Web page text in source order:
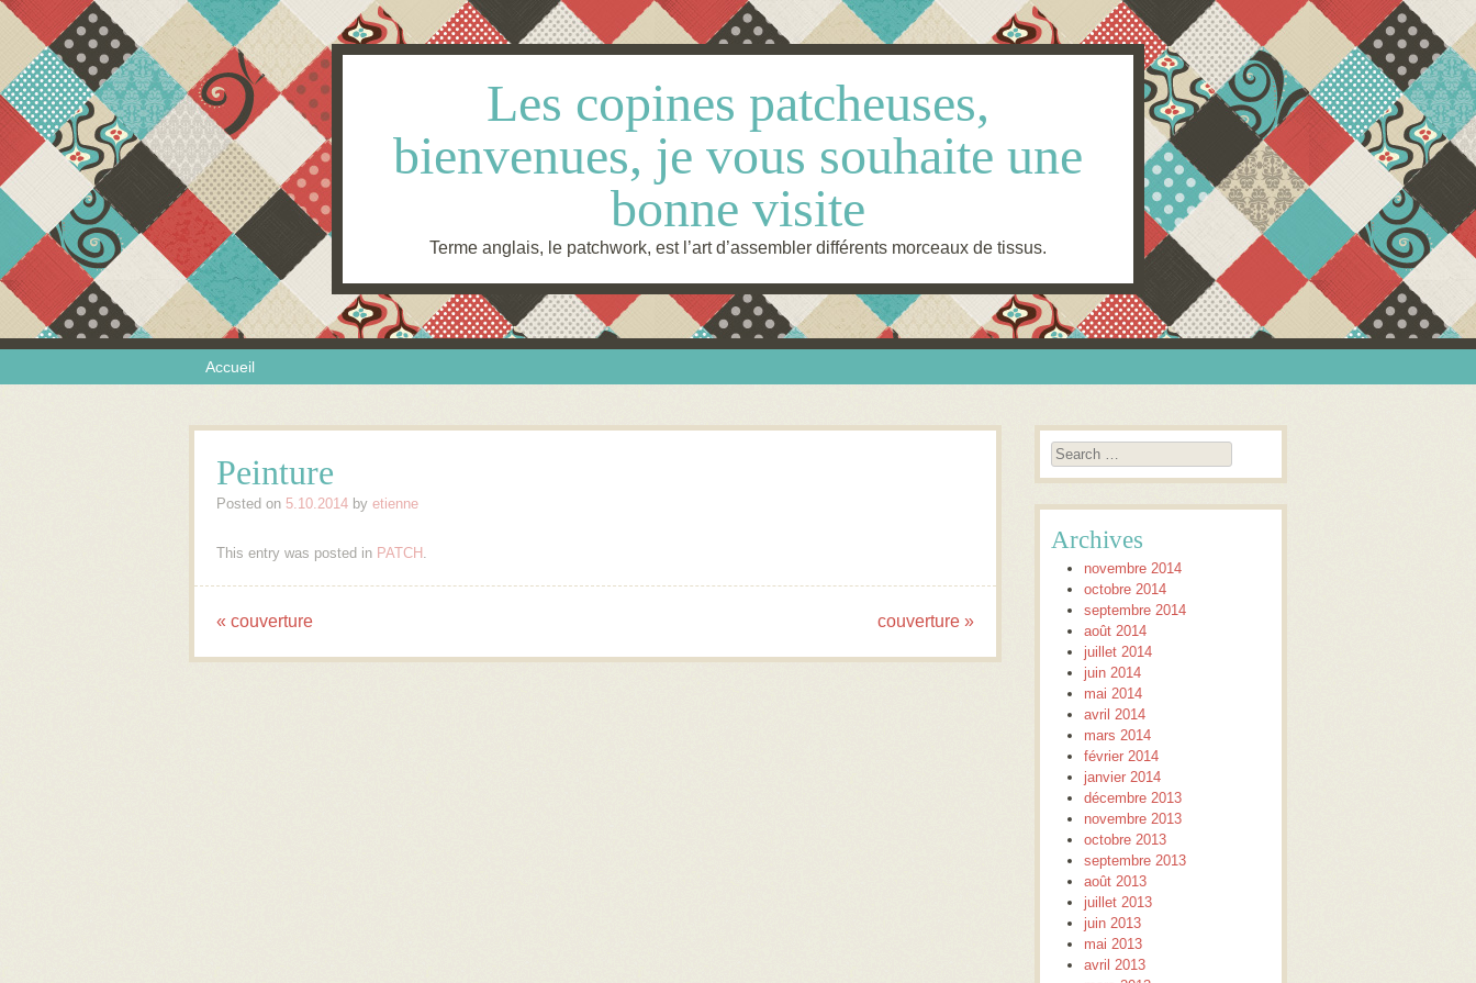
Les copines patcheuses,
bienvenues, je vous souhaite une
bonne visite
Terme anglais, le patchwork, est l’art d’assembler différents morceaux de tissus.
Menu Accueil
Peinture
Posted on 5.10.2014 by etienne
This entry was posted in PATCH .
Post navigation
« couverture couverture »
Search
Archives
novembre 2014
octobre 2014
septembre 2014
août 2014
juillet 2014
juin 2014
mai 2014
avril 2014
mars 2014
février 2014
janvier 2014
décembre 2013
novembre 2013
octobre 2013
septembre 2013
août 2013
juillet 2013
juin 2013
mai 2013
avril 2013